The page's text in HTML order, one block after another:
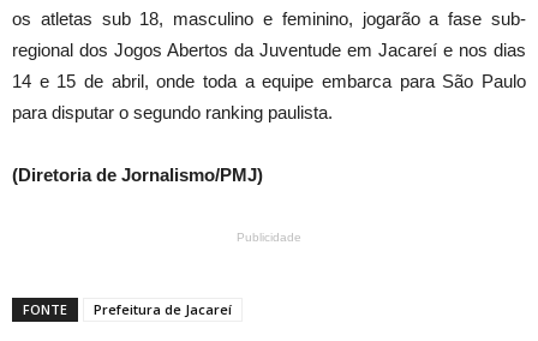
os atletas sub 18, masculino e feminino, jogarão a fase sub-
regional dos Jogos Abertos da Juventude em Jacareí e nos dias
14 e 15 de abril, onde toda a equipe embarca para São Paulo
para disputar o segundo ranking paulista.
(Diretoria de Jornalismo/PMJ)
Publicidade
FONTE Prefeitura de Jacareí